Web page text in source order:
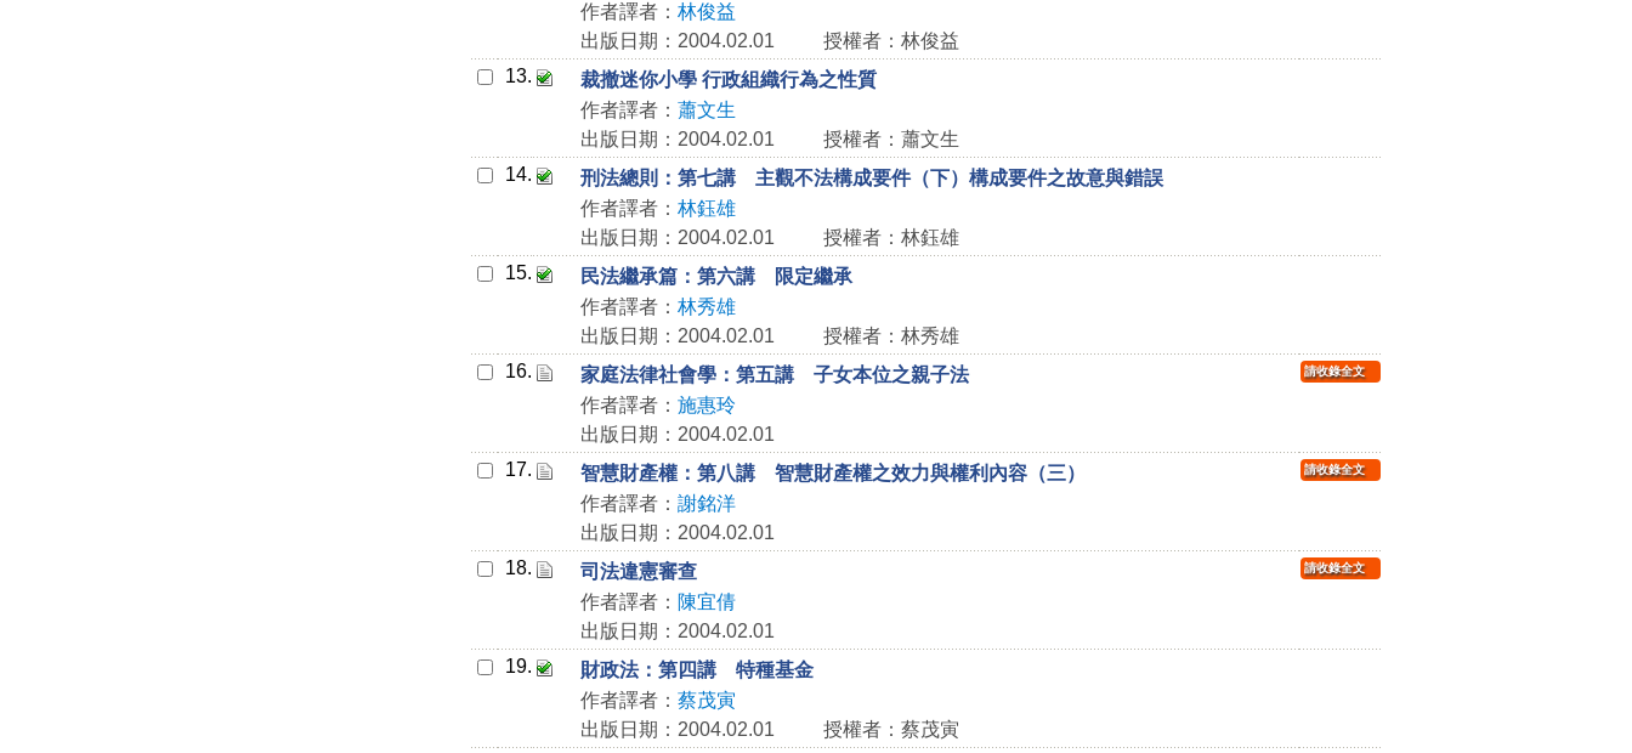
作者譯者： 林俊益
出版日期：2004.02.01
授權者：林俊益
13.
裁撤迷你小學 行政組織行為之性質
作者譯者： 蕭文生
出版日期：2004.02.01
授權者：蕭文生
14.
刑法總則：第七講 主觀不法構成要件（下）構成要件之故意與錯誤
作者譯者： 林鈺雄
出版日期：2004.02.01
授權者：林鈺雄
15.
民法繼承篇：第六講 限定繼承
作者譯者： 林秀雄
出版日期：2004.02.01
授權者：林秀雄
16.
家庭法律社會學：第五講 子女本位之親子法
作者譯者： 施惠玲
出版日期：2004.02.01
請收錄全文
17.
智慧財產權：第八講 智慧財產權之效力與權利內容（三）
作者譯者： 謝銘洋
出版日期：2004.02.01
請收錄全文
18.
司法違憲審查
作者譯者： 陳宜倩
出版日期：2004.02.01
請收錄全文
19.
財政法：第四講 特種基金
作者譯者： 蔡茂寅
出版日期：2004.02.01
授權者：蔡茂寅